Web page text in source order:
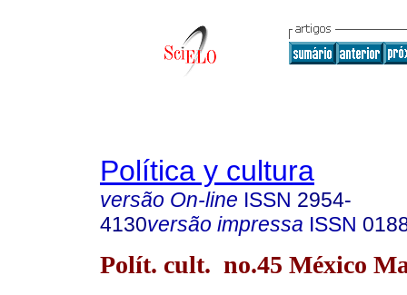
Política y cultura
versão On-line ISSN 2954-
4130versão impressa ISSN
Polít. cult. no.45 México